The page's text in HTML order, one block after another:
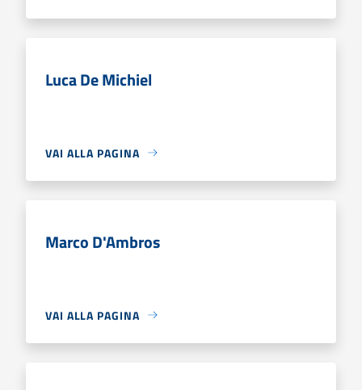
Luca De Michiel
VAI ALLA PAGINA
Marco D'Ambros
VAI ALLA PAGINA